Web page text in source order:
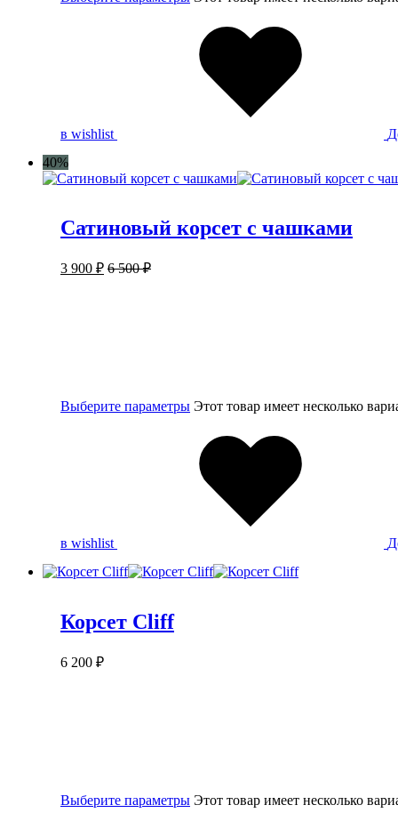
в wishlist
40%
Сатиновый корсет с чашками
3 900 ₽ 6 500₽
Выберите параметры Этот товар имеет несколько
в wishlist
Корсет Cliff
6 200 ₽
Выберите параметры Этот товар имеет несколько